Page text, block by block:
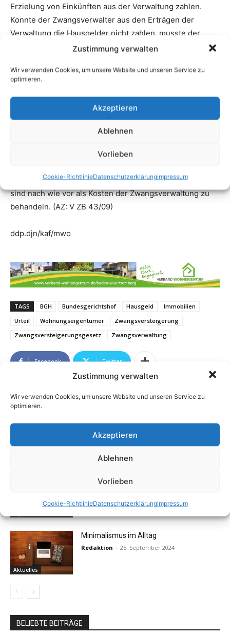
Zustimmung verwalten
Wir verwenden Cookies, um unsere Website und unseren Service zu
optimieren.
Akzeptieren
Ablehnen
Vorlieben
Cookie-RichtlinieDatenschutzerklärungimpressum